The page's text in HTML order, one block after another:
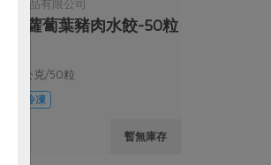
沛騰食品有限公司
手工蘿蔔葉豬肉水餃-50粒
1050公克/50粒
冷凍
暫無庫存